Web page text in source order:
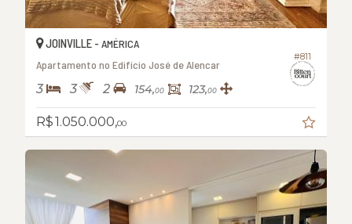
#811
JOINVILLE - AMÉRICA
Apartamento no Edifício José de Alencar
3 3 2 154,00 123,00
R$ 1.050.000,00